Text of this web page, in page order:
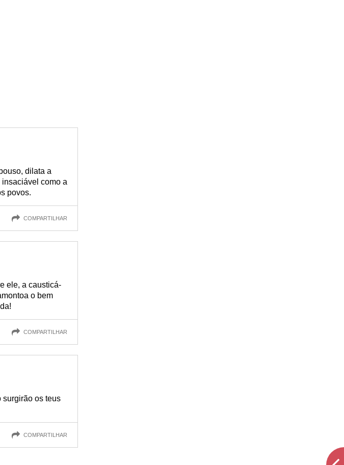
dilata a
como a
povos.
COMPARTILHAR
ele, a causticá-
o bem
COMPARTILHAR
surgirão os teus
COMPARTILHAR